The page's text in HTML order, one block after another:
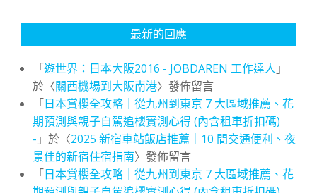
最新的回應
「遊世界：日本大阪2016 - JOBDAREN 工作達人 」
於〈關西機場到大阪南港〉發佈留言
「日本賞櫻全攻略｜從九州到東京 7 大區域推薦、花
期預測與親子自駕追櫻實測心得 (內含租車折扣碼)
- 」於〈2025 新宿車站飯店推薦｜10 間交通便利、夜
景佳的新宿住宿指南〉發佈留言
「日本賞櫻全攻略｜從九州到東京 7 大區域推薦、花